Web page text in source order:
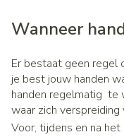
Wanneer
Er bestaat geen regel
je best jouw handen
handen regelmatig te
waar zich
Voor, tijdens en na